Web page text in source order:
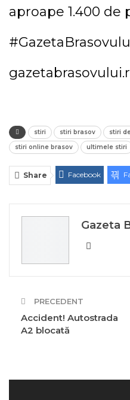
aproape 1.400 de
stiri stiri brasov stiri
stiri online brasov
ultimele stiri
Share Facebook
Gazeta
PRECEDENT
Accident! Autostrada
A2 blocată